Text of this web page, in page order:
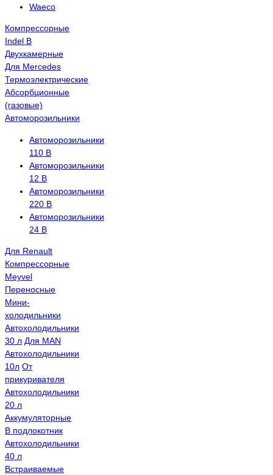
Waeco
Компрессорные
Indel B
Двухкамерные
Для Mercedes
Термоэлектрические
Абсорбционные
(газовые)
Автоморозильники
Автоморозильники
110 В
Автоморозильники
12 В
Автоморозильники
220 В
Автоморозильники
24 В
Для Renault
Компрессорные
Meyvel
Переносные
Мини-
холодильники
Автохолодильники
30 л Для MAN
Автохолодильники
10л От
прикуривателя
Автохолодильники
20 л
Аккумуляторные
В подлокотник
Автохолодильники
40 л
Встраиваемые